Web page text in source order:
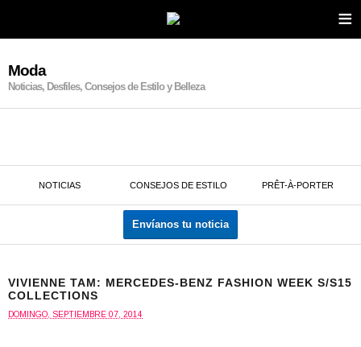
≡
Moda
Noticias, Desfiles, Consejos de Estilo y Belleza
NOTICIAS CONSEJOS DE ESTILO PRÊT-À-PORTER
Envíanos tu noticia
VIVIENNE TAM: MERCEDES-BENZ FASHION WEEK S/S15
COLLECTIONS
DOMINGO, SEPTIEMBRE 07, 2014